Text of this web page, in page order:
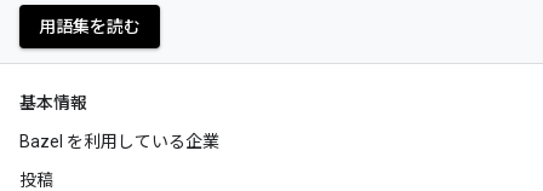
用語集を読む
基本情報
Bazel を利用している企業
投稿